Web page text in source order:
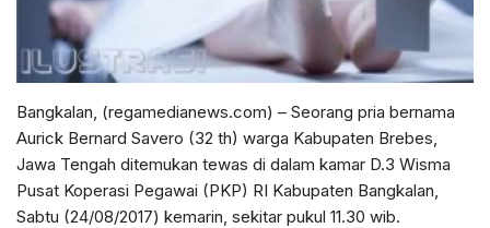
Bangkalan, (regamedianews.com) – Seorang pria bernama
Aurick Bernard Savero (32 th) warga Kabupaten Brebes,
Jawa Tengah ditemukan tewas di dalam kamar D.3 Wisma
Pusat Koperasi Pegawai (PKP) RI Kabupaten Bangkalan,
Sabtu (24/08/2017) kemarin, sekitar pukul 11.30 wib.